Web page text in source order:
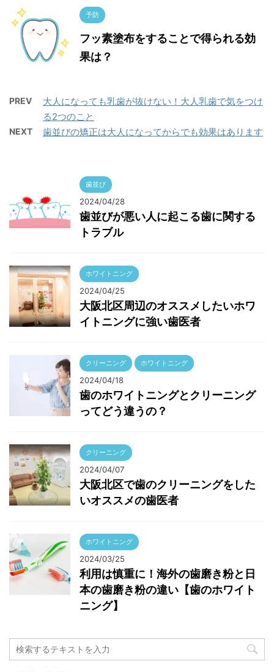
予防
フッ素塗布をすることで得られる効
果は？
PREV
大人になっても乳歯が抜けない！大人乳歯で気をつけ
る2つのこと
NEXT 歯並びの矯正は大人になってからでも効果はあります
歯並び
2024/04/28
歯並びが悪い人に起こる歯に関する
トラブル
ホワイトニング
2024/04/25
大阪北区周辺のオススメしたいホワ
イトニングに強い歯医者
クリーニング ホワイトニング
2024/04/18
歯のホワイトニングとクリーニング
ってどう違うの？
クリーニング
2024/04/07
大阪北区で歯のクリーニングをした
いオススメの歯医者
ホワイトニング
2024/03/25
利用は慎重に！海外の歯磨き粉と日
本の歯磨き粉の違い【歯のホワイト
ニング】